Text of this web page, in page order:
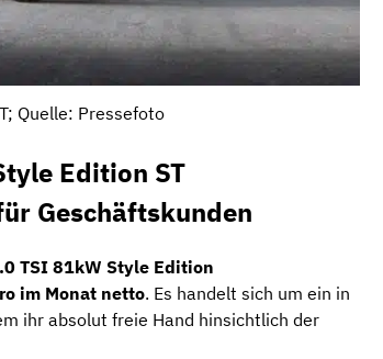
Quelle: Pressefoto
Edition ST
Geschäftskunden
TSI 81kW Style Edition
im Monat netto. Es handelt sich um ein in
ihr absolut freie Hand hinsichtlich der